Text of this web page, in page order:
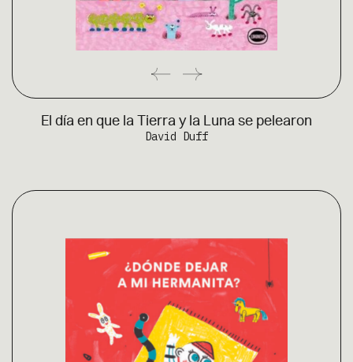
El día en que la Tierra y la Luna se pelearon
David Duff